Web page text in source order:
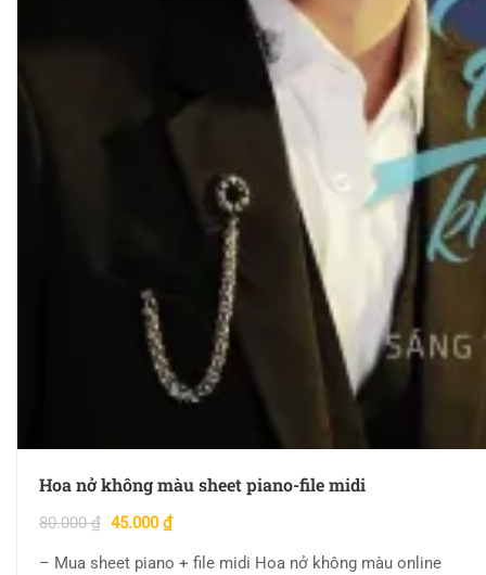
Hoa nở không màu sheet piano-file midi
80.000₫ 45.000₫
– Mua sheet piano + file midi Hoa nở không màu online